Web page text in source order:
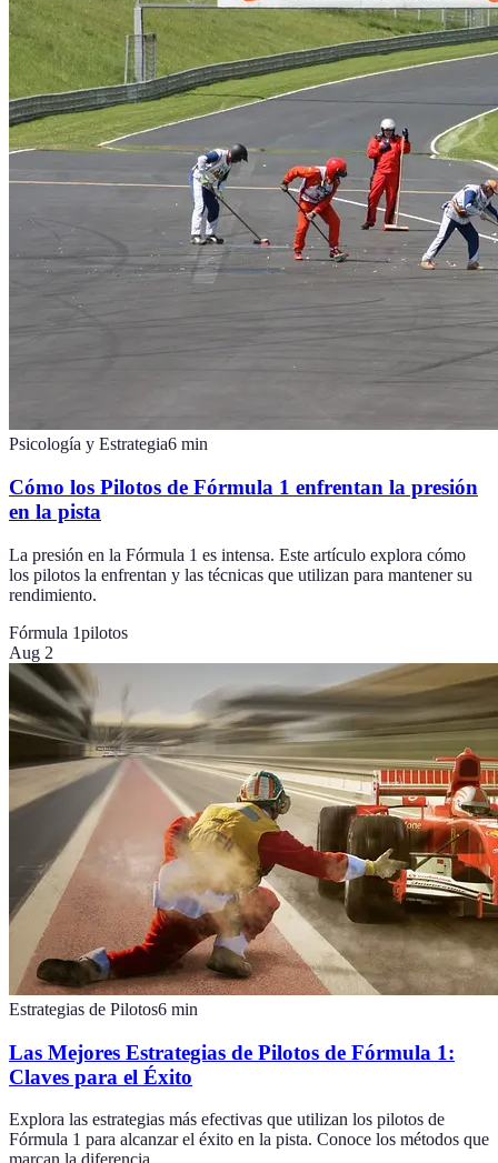
Psicología y Estrategia6 min
Cómo los Pilotos de Fórmula 1 enfrentan la presión
en la pista
La presión en la Fórmula 1 es intensa. Este artículo explora cómo
los pilotos la enfrentan y las técnicas que utilizan para mantener su
rendimiento.
Fórmula 1pilotos
Aug 2
Estrategias de Pilotos6 min
Las Mejores Estrategias de Pilotos de Fórmula 1:
Claves para el Éxito
Explora las estrategias más efectivas que utilizan los pilotos de
Fórmula 1 para alcanzar el éxito en la pista. Conoce los métodos que